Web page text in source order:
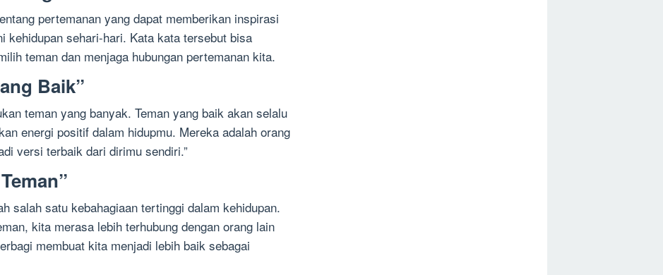
pertemanan yang dapat memberikan inspirasi
kehidupan sehari-hari. Kata kata tersebut bisa
teman dan menjaga hubungan pertemanan kita.
Baik”
teman yang banyak. Teman yang baik akan selalu
energi positif dalam hidupmu. Mereka adalah orang
versi terbaik dari dirimu sendiri.”
salah satu kebahagiaan tertinggi dalam kehidupan.
kita merasa lebih terhubung dengan orang lain
membuat kita menjadi lebih baik sebagai